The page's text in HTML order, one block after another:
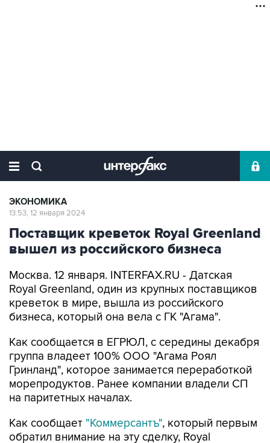
ЭКОНОМИКА
13:53, 12 января 2024
Поставщик креветок Royal Greenland
вышел из российского бизнеса
Москва. 12 января. INTERFAX.RU - Датская
Royal Greenland, один из крупных поставщиков
креветок в мире, вышла из российского
бизнеса, который она вела с ГК "Агама".
Как сообщается в ЕГРЮЛ, с середины декабря
группа владеет 100% ООО "Агама Роял
Гринланд", которое занимается переработкой
морепродуктов. Ранее компании владели СП
на паритетных началах.
Как сообщает "Коммерсантъ", который первым
обратил внимание на эту сделку, Royal